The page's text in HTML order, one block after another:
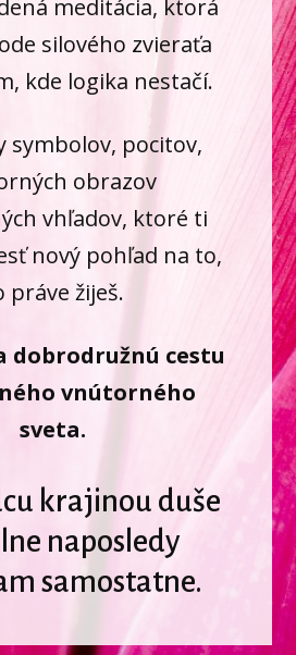
meditácia, ktorá
silového zvieraťa
kde logika nestačí.
symbolov, pocitov,
obrazov
vhľadov, ktoré ti
nový pohľad na to,
práve žiješ.
dobrodružnú cestu
vnútorného
sveta.
krajinou duše
naposledy
samostatne.